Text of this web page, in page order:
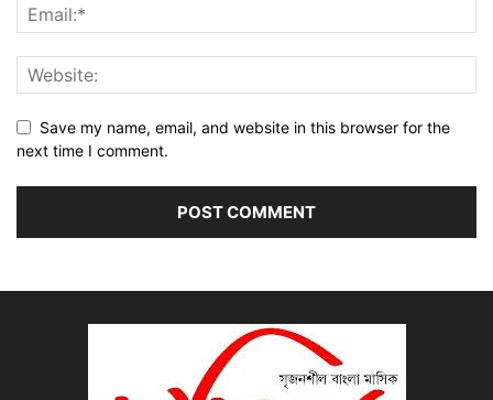
Save my name, email, and website in this browser for the
next time I comment.